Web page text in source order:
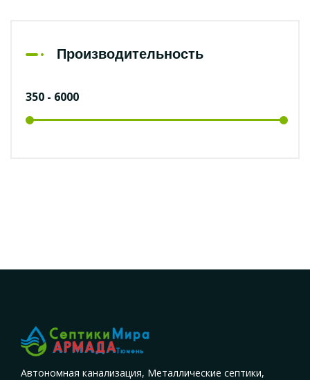
Производительность
Автономная канализация, Металлические септики,